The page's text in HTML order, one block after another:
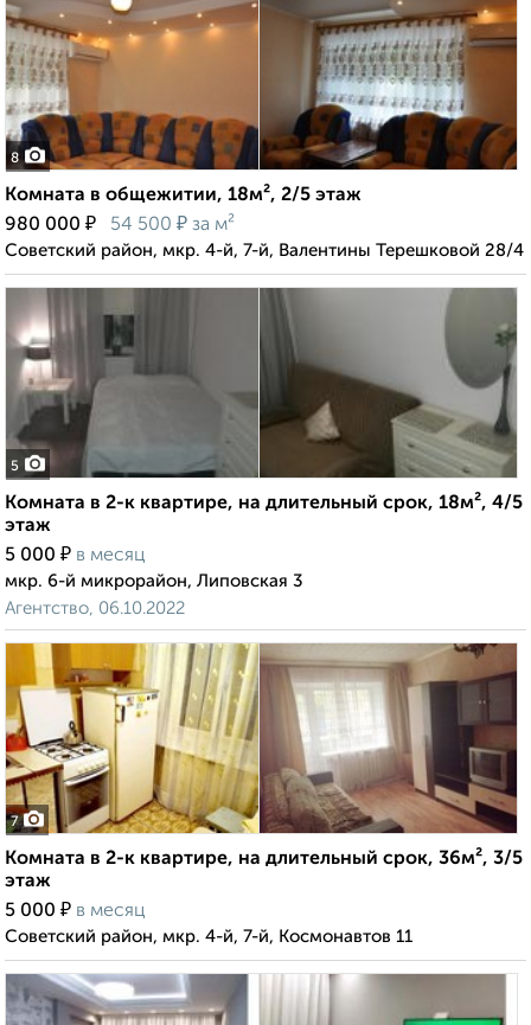
8
Комната в общежитии, 18м², 2/5 этаж
980 000 ₽ 54 500 ₽ за м²
Советский район, мкр. 4-й, 7-й, Валентины Терешковой 28/4
5
Комната в 2-к квартире, на длительный срок, 18м², 4/5
этаж
5 000 ₽ в месяц
мкр. 6-й микрорайон, Липовская 3
Агентство, 06.10.2022
7
Комната в 2-к квартире, на длительный срок, 36м², 3/5
этаж
5 000 ₽ в месяц
Советский район, мкр. 4-й, 7-й, Космонавтов 11